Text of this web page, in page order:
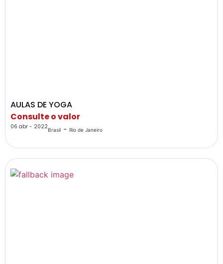
AULAS DE YOGA
Consulte o valor
06 abr - 2022Brasil - Rio de Janeiro